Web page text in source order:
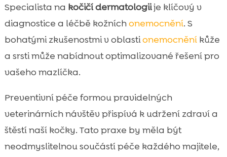
Specialista na kočičí dermatologiije klíčový v
diagnostice a léčbě kožníchonemocnění. S
bohatými zkušenostmi v oblastionemocněníkůže
a srsti může nabídnout optimalizované řešení pro
vašeho mazlíčka.
Preventivní péče formou pravidelných
veterinárních návštěv přispívá k udržení zdraví a
štěstí naší kočky. Tato praxe by měla být
neodmyslitelnou součástí péče každého majitele,